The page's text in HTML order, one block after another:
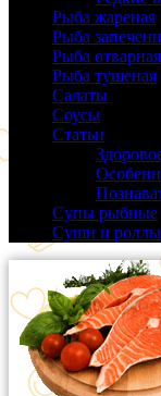
Рыба жареная
Рыба
Рыба отварная
Рыба тушеная
Салаты
Соусы
Статьи
Супы рыбные
Суши и роллы